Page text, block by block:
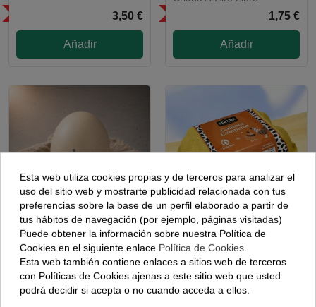
3,50 €
Añadir
1,75 €
Añadir
SOLO COMUNIDAD DE MADRID
Huevo De Avestruz
44,10 €
MADRID
6 Huevos Gallinas En
Libertad "Madrid"
2,60 €
Esta web utiliza cookies propias y de terceros para analizar el
uso del sitio web y mostrarte publicidad relacionada con tus
preferencias sobre la base de un perfil elaborado a partir de
tus hábitos de navegación (por ejemplo, páginas visitadas)
Puede obtener la información sobre nuestra Política de
Cookies en el siguiente enlace Política de Cookies
Esta web también contiene enlaces a sitios web de terceros
con Políticas de Cookies ajenas a este sitio web que usted
podrá decidir si acepta o no cuando acceda a ellos.